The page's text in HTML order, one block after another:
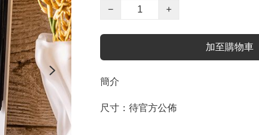
−
+
加至購物車
簡介
尺寸：待官方公佈